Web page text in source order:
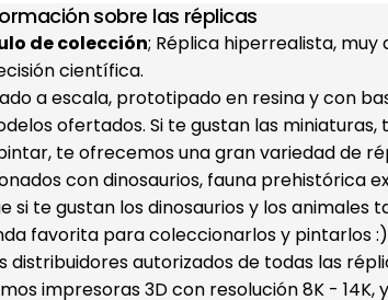
sobre las réplicas
de colección; Réplica hiperrealista,
científica.
a escala, prototipado en resina y con
ofertados. Si te gustan las
te ofrecemos una gran variedad de
con dinosaurios, fauna prehistórica
si te gustan los dinosaurios y los animales
favorita para coleccionarlos y pintarlos :)
distribuidores autorizados de todas las
impresoras 3D con resolución 8K -